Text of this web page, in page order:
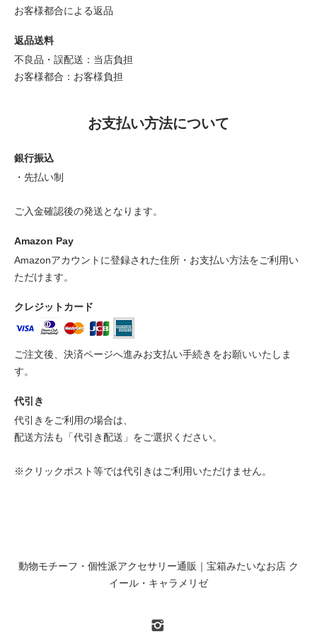
お客様都合による返品
返品送料
不良品・誤配送：当店負担
お客様都合：お客様負担
お支払い方法について
銀行振込
・先払い制
ご入金確認後の発送となります。
Amazon Pay
Amazonアカウントに登録された住所・お支払い方法をご利用い
ただけます。
クレジットカード
ご注文後、決済ページへ進みお支払い手続きをお願いいたしま
す。
代引き
代引きをご利用の場合は、
配送方法も「代引き配送」をご選択ください。
※クリックポスト等では代引きはご利用いただけません。
動物モチーフ・個性派アクセサリー通販｜宝箱みたいなお店 ク
イール・キャラメリゼ